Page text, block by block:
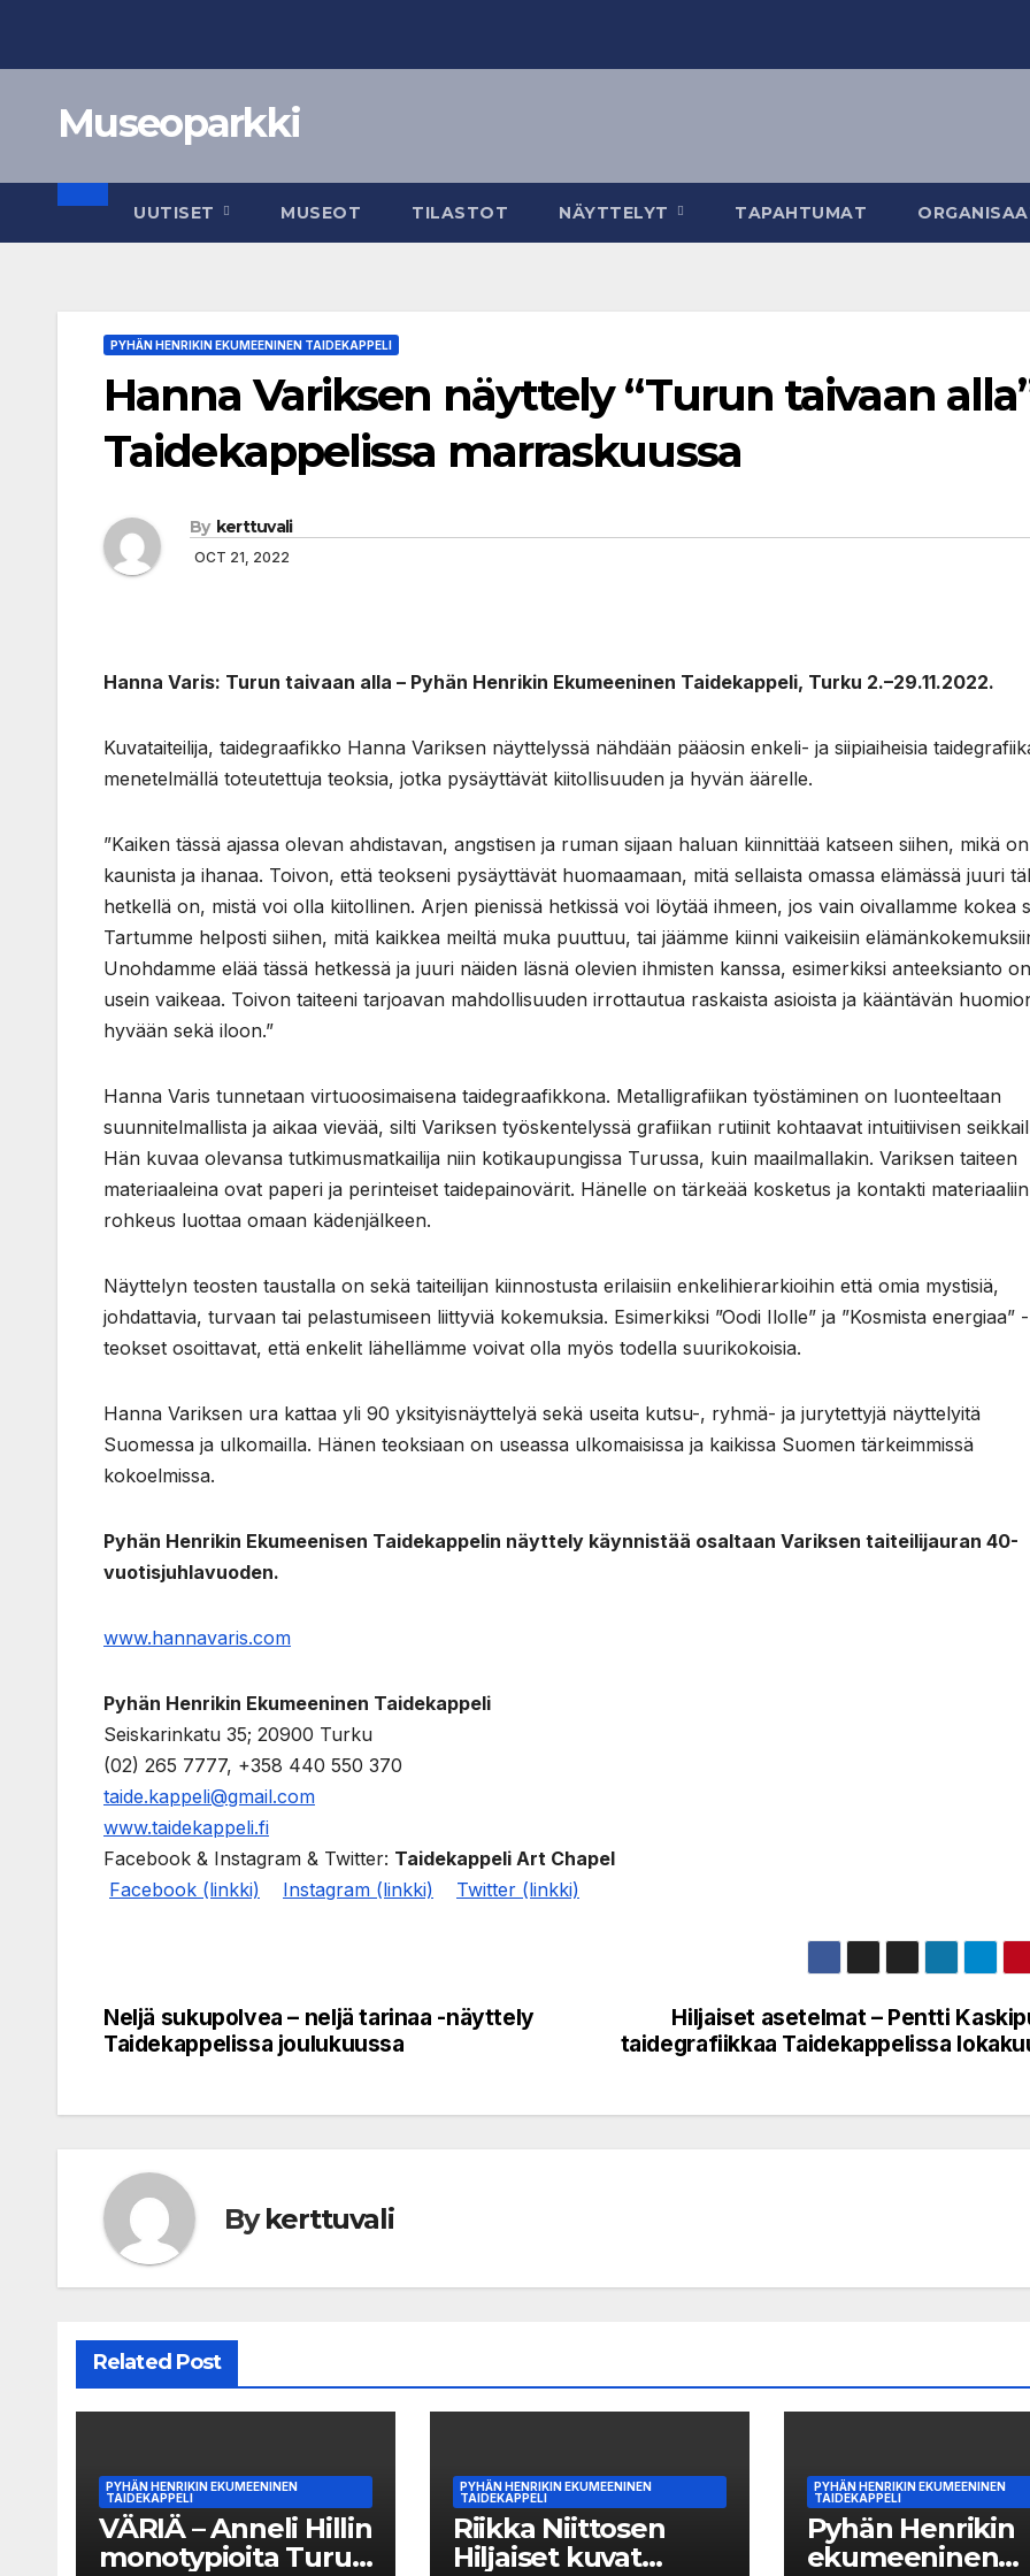
Museoparkki
UUTISET MUSEOT TILASTOT NÄYTTELYT TAPAHTUMAT
PYHÄN HENRIKIN EKUMEENINEN TAIDEKAPPELI
Hanna Variksen näyttely “Turun taivaan
Taidekappelissa marraskuussa
By kerttuvali
OCT 21, 2022
Hanna Varis: Turun taivaan alla – Pyhän Henrikin Ekumeeninen Taidekappeli, Turku 2.–29.11.2022.
Kuvataiteilija, taidegraafikko Hanna Variksen näyttelyssä nähdään pääosin enkeli- ja siipiaiheisia
menetelmällä toteutettuja teoksia, jotka pysäyttävät kiitollisuuden ja hyvän äärelle.
”Kaiken tässä ajassa olevan ahdistavan, angstisen ja ruman sijaan haluan kiinnittää katseen siihen, mikä on
kaunista ja ihanaa. Toivon, että teokseni pysäyttävät huomaamaan, mitä sellaista omassa elämässä juuri
hetkellä on, mistä voi olla kiitollinen. Arjen pienissä hetkissä voi löytää ihmeen, jos vain oivallamme kokea
Tartumme helposti siihen, mitä kaikkea meiltä muka puuttuu, tai jäämme kiinni vaikeisiin
Unohdamme elää tässä hetkessä ja juuri näiden läsnä olevien ihmisten kanssa, esimerkiksi anteeksianto on
usein vaikeaa. Toivon taiteeni tarjoavan mahdollisuuden irrottautua raskaista asioista ja kääntävän
hyvään sekä iloon.”
Hanna Varis tunnetaan virtuoosimaisena taidegraafikkona. Metalligrafiikan työstäminen on luonteeltaan
suunnitelmallista ja aikaa vievää, silti Variksen työskentelyssä grafiikan rutiinit kohtaavat intuitiivisen
Hän kuvaa olevansa tutkimusmatkailija niin kotikaupungissa Turussa, kuin maailmallakin. Variksen taiteen
materiaaleina ovat paperi ja perinteiset taidepainovärit. Hänelle on tärkeää kosketus ja kontakti
rohkeus luottaa omaan kädenjälkeen.
Näyttelyn teosten taustalla on sekä taiteilijan kiinnostusta erilaisiin enkelihierarkioihin että omia mystisiä,
johdattavia, turvaan tai pelastumiseen liittyviä kokemuksia. Esimerkiksi ”Oodi Ilolle” ja ”Kosmista energiaa” -
teokset osoittavat, että enkelit lähellämme voivat olla myös todella suurikokoisia.
Hanna Variksen ura kattaa yli 90 yksityisnäyttelyä sekä useita kutsu-, ryhmä- ja jurytettyjä näyttelyitä
Suomessa ja ulkomailla. Hänen teoksiaan on useassa ulkomaisissa ja kaikissa Suomen tärkeimmissä
kokoelmissa.
Pyhän Henrikin Ekumeenisen Taidekappelin näyttely käynnistää osaltaan Variksen taiteilijauran 40-
vuotisjuhlavuoden.
www.hannavaris.com
Pyhän Henrikin Ekumeeninen Taidekappeli
Seiskarinkatu 35; 20900 Turku
(02) 265 7777, +358 440 550 370
taide.kappeli@gmail.com
www.taidekappeli.fi
Facebook & Instagram & Twitter: Taidekappeli Art Chapel
Facebook (linkki)
Instagram (linkki) Twitter (linkki)
Post
Hiljaiset asetelmat – Pentti
taidegrafiikkaa Taidekappelissa
Neljä sukupolvea – neljä tarinaa -näyttely
Taidekappelissa joulukuussa
Bykerttuvali
Related Post
PYHÄN HENRIKIN EKUMEENINEN
TAIDEKAPPELI
VÄRIÄ – Anneli Hillin
monotypioita Turun
PYHÄN HENRIKIN EKUMEENINEN
TAIDEKAPPELI
Riikka Niittosen
Hiljaiset kuvat
PYHÄN HENRIKIN EKUMEENINEN
TAIDEKAPPELI
Pyhän Henrikin
ekumeeninen